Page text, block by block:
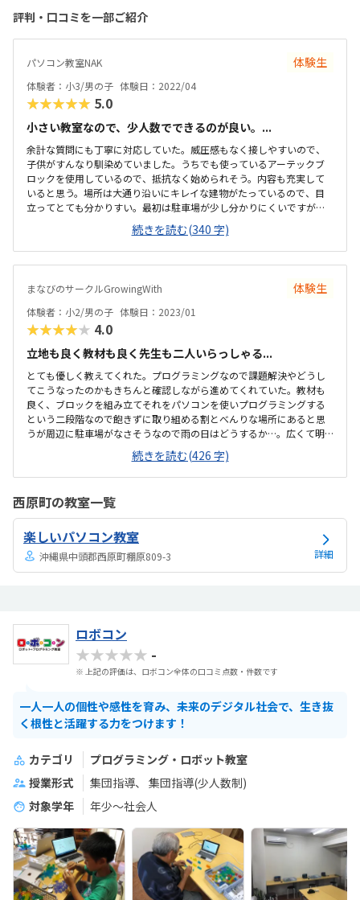
評判・口コミを一部ご紹介
パソコン教室NAK 体験生
体験者：小3/男の子 体験日：2022/04
★★★★★ 5.0
小さい教室なので、少人数でできるのが良い。...
余計な質問にも丁寧に対応していた。威圧感もなく接しやすいので、
子供がすんなり馴染めていました。うちでも使っているアーテックブ
ロックを使用しているので、抵抗なく始められそう。内容も充実して
いると思う。場所は大通り沿いにキレイな建物がたっているので、目
立ってとても分かりすい。最初は駐車場が少し分かりにくいですが、
換気等、気を使っておこなっていた。教室内も清潔感があり、リラッ
クスできる雰囲気。授業は月2回です。もう少し安いとありがたいです
が、他のプログラミングスクールより安価だと思います。自分が作っ
たものが動くので、楽しかったようです。内容は子供が興味を持つよ
ピングを学べます。色々と行き届いた教室だと思いました。
続きを読む(340 字)
まなびのサークルGrowingWith 体験生
体験者：小2/男の子 体験日：2023/01
★★★★★ 4.0
立地も良く教材も良く先生も二人いらっしゃる...
とても優しく教えてくれた。プログラミングなので課題解決やどうし
てこうなったのかもきちんと確認しながら進めてくれていた。教材も
良く、ブロックを組み立てそれをパソコンを使いプログラミングする
という二段階なので飽きずに取り組める割とべんりな場所にあると思
うが周辺に駐車場がなさそうなので雨の日はどうするか…。広くて明
るい。レンタルルームとして使われているようなので広すぎるくら
い、リラックスして授業を受けられた。時間と料金の提示が曖昧な所
があった。休んだ場合は振替等はなく次回はその2コマは飛ばして次の
るとの話だったので集中力が持つかどうか気になった。月1度と思うと
月謝は高いと感じる。一人の生徒に二人の先生になる予定ですとのこ
とで贅沢すぎるなと思う反面一緒に学ぶ友達がいるともっと良いなと
思った。教材カリキュラムは問題ないが、教材が良い...
続きを読む(426 字)
西原町の教室一覧
楽しいパソコン教室
沖縄県中頭郡西原町棚原809-3 詳細
ロボコン
★★★★★ -
※ 上記の評価は、ロボコン全体の口コミ点数・件数です
一人一人の個性や感性を育み、未来のデジタル社会で、生き抜
く根性と活躍する力をつけます！
カテゴリ
プログラミング・ロボット教室
授業形式
集団指導
集団指導(少人数制)
対象学年
年少～社会人